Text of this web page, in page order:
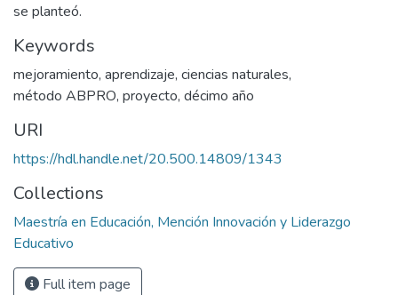
se planteó.
Keywords
mejoramiento, aprendizaje, ciencias naturales,
método ABPRO, proyecto, décimo año
URI
https://hdl.handle.net/20.500.14809/1343
Collections
Maestría en Educación, Mención Innovación y Liderazgo
Educativo
Full item page